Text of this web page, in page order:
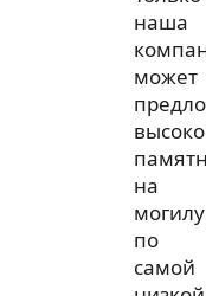
наша
может
на
могилу
по
самой